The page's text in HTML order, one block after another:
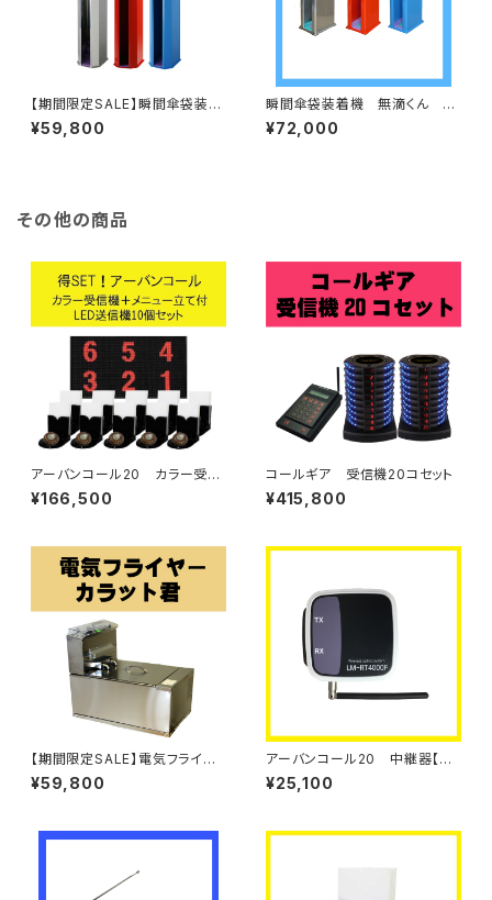
【期間限定SALE】瞬間傘袋装着
機 無滴くん アウトレット特価
品
¥59,800
瞬間傘袋装着機 無滴くん 本
体
¥72,000
その他の商品
アーバンコール20 カラー受信
機+メニュー立て付き送信ボタン
１０コセット
¥166,500
コールギア 受信機20コセット
¥415,800
【期間限定SALE】電気フライヤ
ー カラット君 本体
¥59,800
アーバンコール20 中継器【単
品】
¥25,100